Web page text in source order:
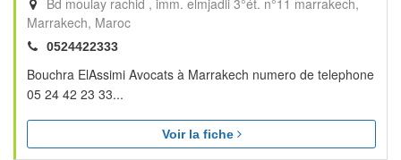
Bd moulay rachid , imm. elmjadli 3°ét. n°11 marrakech
Marrakech Maroc
0524422333
Bouchra ElAssimi Avocats à Marrakech numero de telephone
05 24 42 23 33...
Voir la fiche